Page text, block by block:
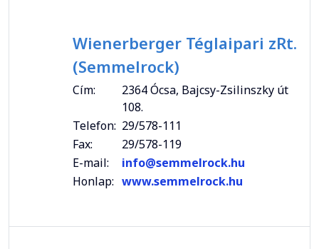
Wienerberger Téglaipari zRt.
(Semmelrock)
Cím:
2364 Ócsa, Bajcsy-Zsilinszky út
108.
Telefon: 29/578-111
Fax:
29/578-119
E-mail:
info@semmelrock.hu
Honlap: www.semmelrock.hu